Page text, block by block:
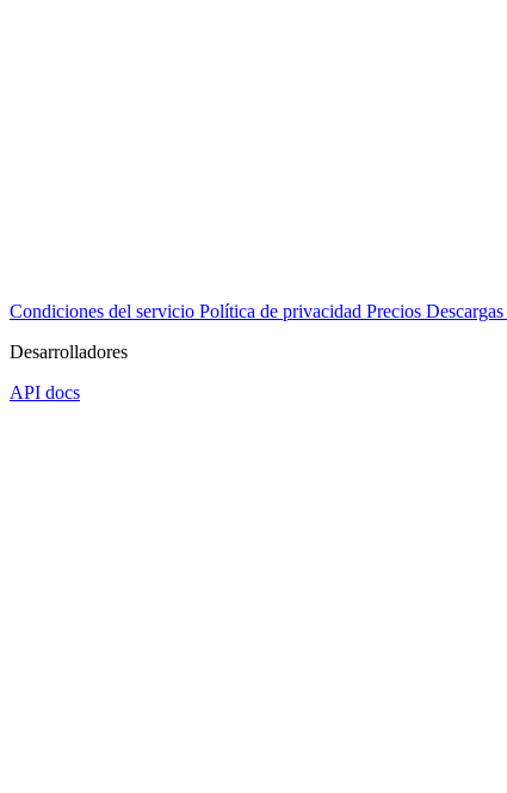
Condiciones del servicio Política de privacidad Precios Descargas
Desarrolladores
API docs